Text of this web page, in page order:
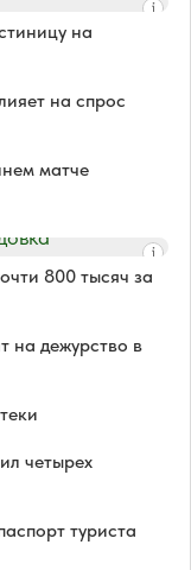
на
на спрос
матче
800 тысяч за
на дежурство в
четырех
туриста